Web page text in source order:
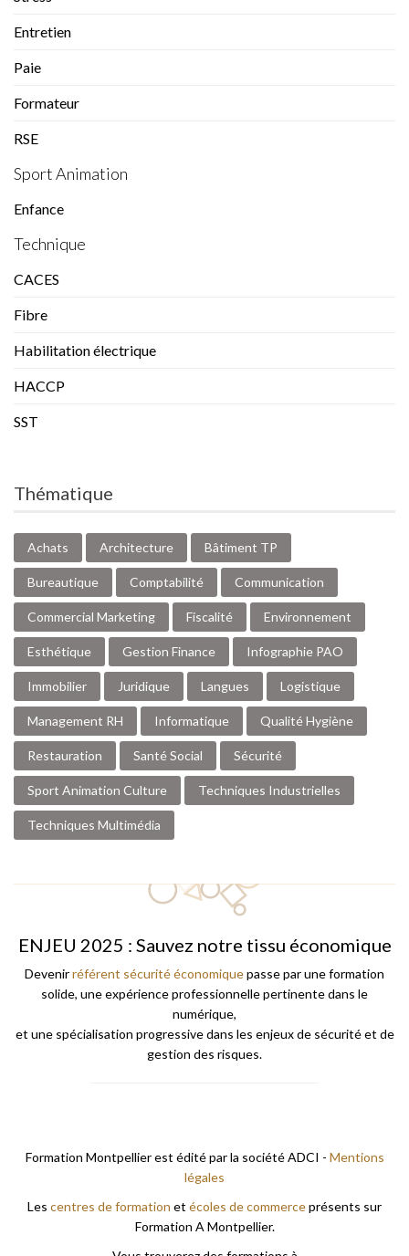
Entretien
Paie
Formateur
RSE
Sport Animation
Enfance
Technique
CACES
Fibre
Habilitation électrique
HACCP
SST
Thématique
Achats Architecture Bâtiment TP
Bureautique Comptabilité Communication
Commercial Marketing Fiscalité Environnement
Esthétique Gestion Finance Infographie PAO
Immobilier Juridique Langues Logistique
Management RH Informatique Qualité Hygiène
Restauration Santé Social Sécurité
Sport Animation Culture Techniques Industrielles
Techniques Multimédia
ENJEU 2025 : Sauvez notre tissu économique
Devenirréférent sécurité économiquepasse par une formation
solide, une expérience professionnelle pertinente dans le
numérique,
et une spécialisation progressive dans les enjeux de sécurité et de
gestion des risques.
Formation Montpellier est édité par la société ADCI - Mentions
légales
Les centres de formation et écoles de commerceprésents sur
Formation A Montpellier.